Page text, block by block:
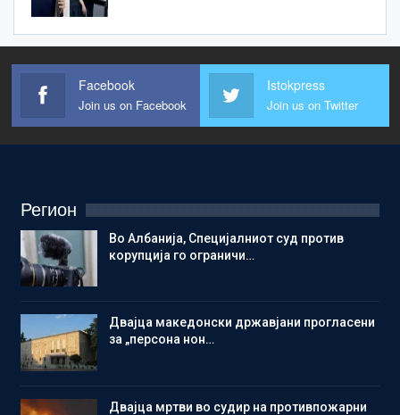
Facebook
Join us on Facebook
Istokpress
Join us on Twitter
Регион
Во Албанија, Специјалниот суд против
корупција го ограничи…
Двајца македонски државјани прогласени
за „персона нон…
Двајца мртви во судир на противпожарни